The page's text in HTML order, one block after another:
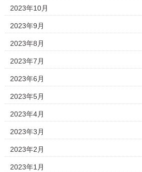
2023年10月
2023年9月
2023年8月
2023年7月
2023年6月
2023年5月
2023年4月
2023年3月
2023年2月
2023年1月